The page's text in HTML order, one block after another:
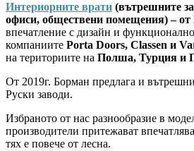
Интериорните врати (вътрешните
офиси, обществени помещения) –
впечатление с дизайн и
компаниите Porta Doors, Classen и
на териториите на Полша, Турция и
От 2019г. Борман предлага и
Руски заводи.
Избраното от нас разнообразие в
производители притежават
тях е повече от лесна.